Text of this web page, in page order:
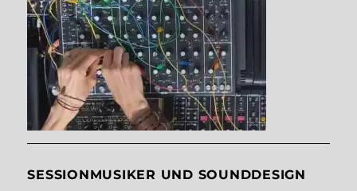
SESSIONMUSIKER UND SOUNDDESIGN